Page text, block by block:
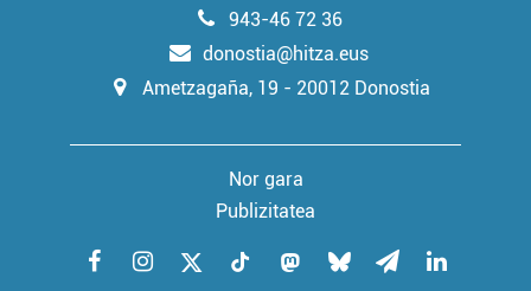
943-46 72 36
donostia@hitza.eus
Ametzagaña, 19 - 20012 Donostia
Nor gara
Publizitatea